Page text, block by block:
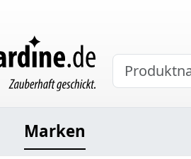
Marken